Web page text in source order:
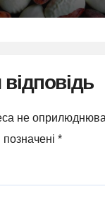
не
*